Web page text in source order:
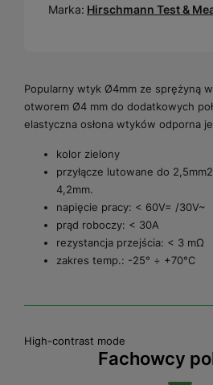
Marka: Hirschmann Test &
Popularny wtyk Ø4mm ze sprężyną
otworem Ø4 mm do dodatkowych
elastyczna osłona wtyków odporna
kolor zielony
przyłącze lutowane do
4,2mm.
napięcie pracy: < 60V= /30V~
prąd roboczy: < 30A
rezystancja przejścia: < 3 mΩ
zakres temp.: -25° ÷ +70°C
High-contrast mode
Fachowcy